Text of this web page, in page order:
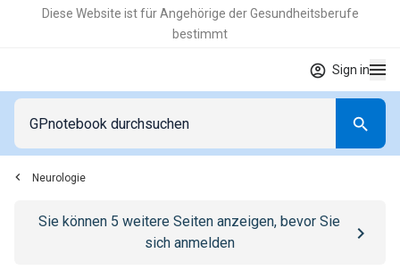
Diese Website ist für Angehörige der Gesundheitsberufe
bestimmt
Sign in
Neurologie
Go to/anmeldenpage
Sie können 5 weitere Seiten anzeigen, bevor Sie
sich anmelden